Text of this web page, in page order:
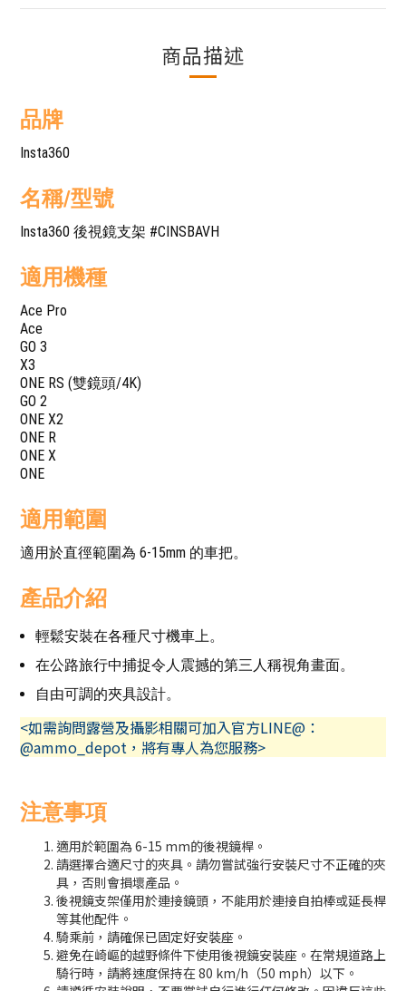
商品描述
品牌
Insta360
名稱/型號
Insta360 後視鏡支架 #CINSBAVH
適用機種
Ace Pro
Ace
GO 3
X3
ONE RS (雙鏡頭/4K)
GO 2
ONE X2
ONE R
ONE X
ONE
適用範圍
適用於直徑範圍為 6-15mm 的車把。
產品介紹
輕鬆安裝在各種尺寸機車上。
在公路旅行中捕捉令人震撼的第三人稱視角畫面。
自由可調的夾具設計。
<如需詢問露營及攝影相關可加入官方LINE@：
@ammo_depot，將有專人為您服務>
注意事項
適用於範圍為 6-15 mm的後視鏡桿。
請選擇合適尺寸的夾具。請勿嘗試強行安裝尺寸不正確的夾
具，否則會損壞產品。
後視鏡支架僅用於連接鏡頭，不能用於連接自拍棒或延長桿
等其他配件。
騎乘前，請確保已固定好安裝座。
避免在崎嶇的越野條件下使用後視鏡安裝座。在常規道路上
騎行時，請將速度保持在 80 km/h（50 mph）以下。